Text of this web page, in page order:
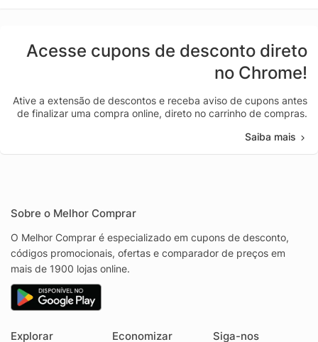
Acesse cupons de desconto direto
no Chrome!
Ative a extensão de descontos e receba aviso de cupons antes
de finalizar uma compra online, direto no carrinho de compras.
Saiba mais
Sobre o Melhor Comprar
O Melhor Comprar é especializado em cupons de desconto,
códigos promocionais, ofertas e comparador de preços em
mais de 1900 lojas online.
Explorar Economizar Siga-nos